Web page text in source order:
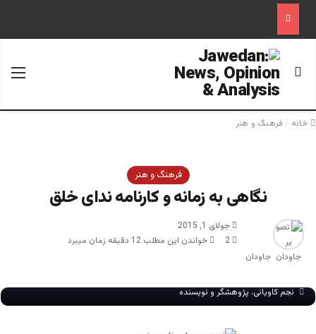
جستجو برای
خانه / فرهنگ و هنر
فرهنگ و هنر
نگاهی به زمانه و کارنامه‌ ندای خلق
جاودان
جولای 1, 2015
2
خواندن این مطلب 12 دقیقه زمان میبرد
نجم کاویانی، پژوهشگر و نویسنده